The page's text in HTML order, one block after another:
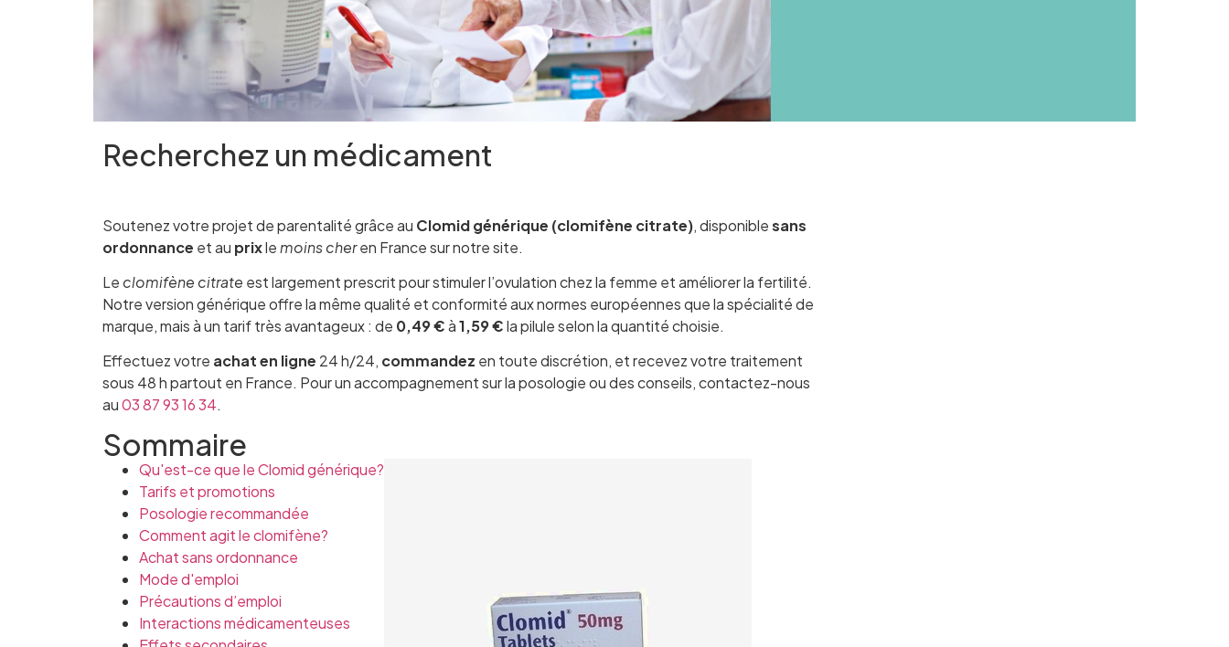
Recherchez un médicament
Soutenez votre projet de parentalité grâce au Clomid générique (clomifène citrate), disponiblesans
ordonnance et au prixlemoins cheren France sur notre site.
Le clomifène citrate est largement prescrit pour stimuler l’ovulation chez la femme et améliorer la fertilité.
Notre version générique offre la même qualité et conformité aux normes européennes que la spécialité de
marque, mais à un tarif très avantageux : de 0,49 €à1,59 €la pilule selon la quantité choisie.
Effectuez votre achat en ligne 24 h/24, commandez en toute discrétion, et recevez votre traitement
sous 48 h partout en France. Pour un accompagnement sur la posologie ou des conseils, contactez-nous
au03 87 93 16 34.
Sommaire
Qu'est-ce que le Clomid générique?
Tarifs et promotions
Posologie recommandée
Comment agit le clomifène?
Achat sans ordonnance
Mode d'emploi
Précautions d’emploi
Interactions médicamenteuses